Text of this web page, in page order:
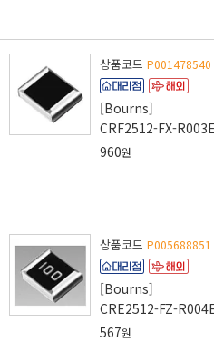
상품코드 P001478540
[Bourns]
CRF2512-FX-
960원
상품코드 P005688851
[Bourns]
CRE2512-FZ-
567원